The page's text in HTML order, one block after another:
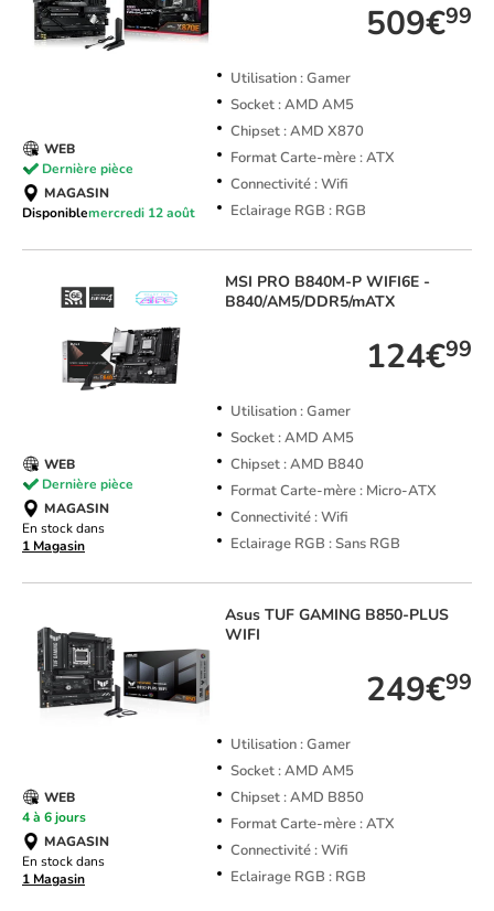
509€99
Utilisation : Gamer
Socket : AMD AM5
Chipset : AMD X870
Format Carte-mère : ATX
Connectivité : Wifi
Eclairage RGB : RGB
WEB
Dernière pièce
MAGASIN
Disponiblemercredi 12 août
MSI PRO B840M-P WIFI6E -
B840/AM5/DDR5/mATX
124€99
Utilisation : Gamer
Socket : AMD AM5
Chipset : AMD B840
Format Carte-mère : Micro-ATX
Connectivité : Wifi
Eclairage RGB : Sans RGB
WEB
Dernière pièce
MAGASIN
En stock dans
1 Magasin
Asus TUF GAMING B850-PLUS
WIFI
249€99
Utilisation : Gamer
Socket : AMD AM5
Chipset : AMD B850
Format Carte-mère : ATX
Connectivité : Wifi
Eclairage RGB : RGB
WEB
4 à 6 jours
MAGASIN
En stock dans
1 Magasin